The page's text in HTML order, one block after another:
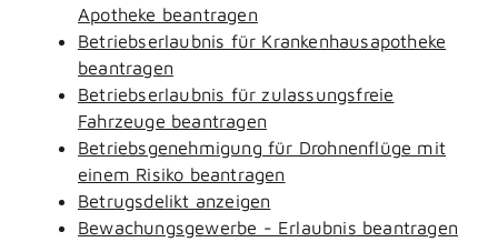
Apotheke beantragen
Betriebserlaubnis für Krankenhausapotheke
beantragen
Betriebserlaubnis für zulassungsfreie
Fahrzeuge beantragen
Betriebsgenehmigung für Drohnenflüge mit
einem Risiko beantragen
Betrugsdelikt anzeigen
Bewachungsgewerbe - Erlaubnis beantragen